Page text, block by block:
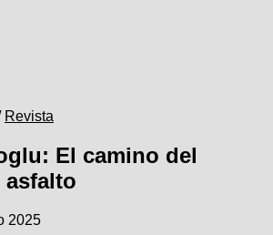
Revista
El camino del
asfalto
2025